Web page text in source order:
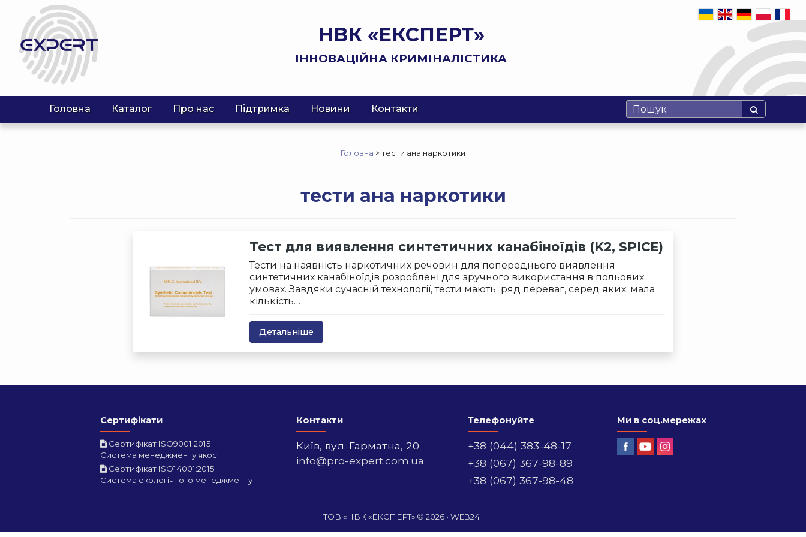
НВК «ЕКСПЕРТ»
ІННОВАЦІЙНА КРИМІНАЛІСТИКА
Головна Каталог Про нас Підтримка Новини Контакти
Головна >тести ана наркотики
тести ана наркотики
Тест для виявлення синтетичних канабіноїдів (K2, SPICE)
Тести на наявність наркотичних речовин для попереднього виявлення
синтетичних канабіноїдів розроблені для зручного використання в польових
умовах. Завдяки сучасній технології, тести мають ряд переваг, серед яких: мала
кількість…
Детальніше
Сертифікати
Сертифікат ISO9001:2015
Система менеджменту якості
Сертифікат ISO14001:2015
Система екологічного менеджменту
Контакти
Київ, вул. Гарматна, 20
info@pro-expert.com.ua
Телефонуйте
+38 (044) 383-48-17
+38 (067) 367-98-89
+38 (067) 367-98-48
Ми в соц.мережах
ТОВ «НВК «ЕКСПЕРТ» © 2026 • WEB24